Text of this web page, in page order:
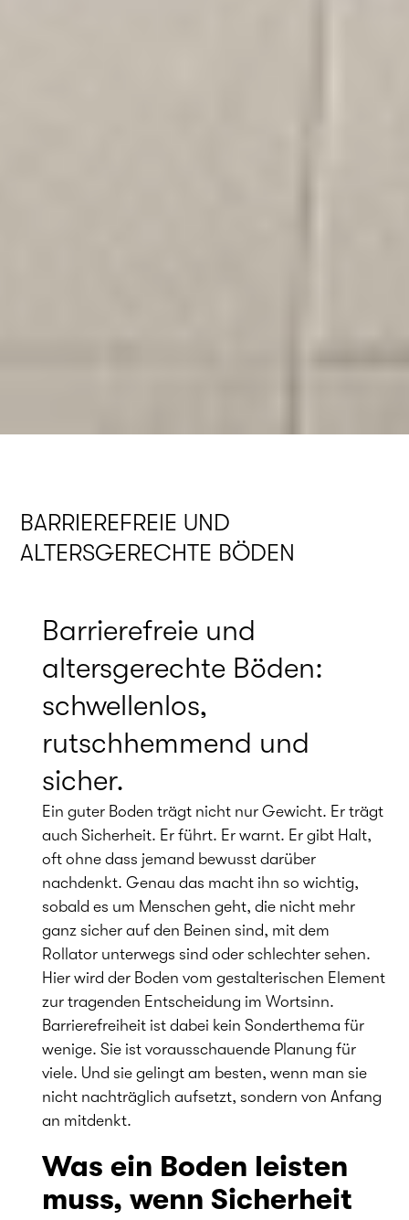
BARRIEREFREIE UND
ALTERSGERECHTE BÖDEN
Barrierefreie und
altersgerechte Böden:
schwellenlos,
rutschhemmend und
sicher.
Ein guter Boden trägt nicht nur Gewicht. Er trägt
auch Sicherheit. Er führt. Er warnt. Er gibt Halt,
oft ohne dass jemand bewusst darüber
nachdenkt. Genau das macht ihn so wichtig,
sobald es um Menschen geht, die nicht mehr
ganz sicher auf den Beinen sind, mit dem
Rollator unterwegs sind oder schlechter sehen.
Hier wird der Boden vom gestalterischen Element
zur tragenden Entscheidung im Wortsinn.
Barrierefreiheit ist dabei kein Sonderthema für
wenige. Sie ist vorausschauende Planung für
viele. Und sie gelingt am besten, wenn man sie
nicht nachträglich aufsetzt, sondern von Anfang
an mitdenkt.
Was ein Boden leisten
muss, wenn Sicherheit